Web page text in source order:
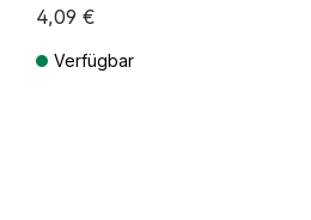
4,09 €
Verfügbar